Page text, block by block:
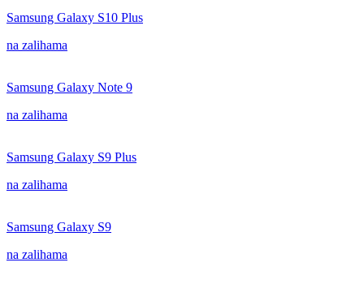
Samsung Galaxy S10 Plus
na zalihama
Samsung Galaxy Note 9
na zalihama
Samsung Galaxy S9 Plus
na zalihama
Samsung Galaxy S9
na zalihama